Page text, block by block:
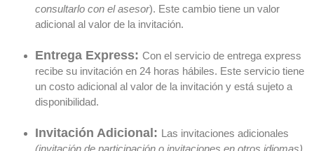
consultarlo con el asesor). Este cambio tiene un valor
adicional al valor de la invitación.
Entrega Express: Con el servicio de entrega express
recibe su invitación en 24 horas hábiles. Este servicio tiene
un costo adicional al valor de la invitación y está sujeto a
disponibilidad.
Invitación Adicional: Las invitaciones adicionales
(invitación de participación o invitaciones en otros idiomas)